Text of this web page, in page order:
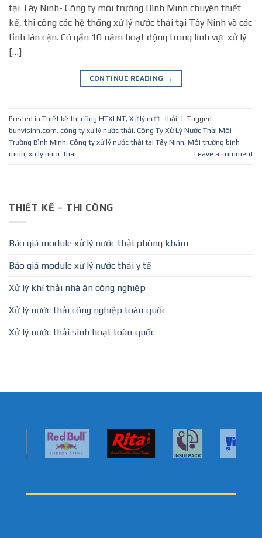
tại Tây Ninh- Công ty môi trường Bình Minh chuyên thiết
kế, thi công các hệ thống xử lý nước thải tại Tây Ninh và các
tỉnh lân cận. Có gần 10 năm hoạt động trong lĩnh vực xử lý
[…]
CONTINUE READING →
Posted in Thiết kế thi công HTXLNT, Xử lý nước thải | Tagged
bunvisinh.com, công ty xử lý nước thải, Công Ty Xử Lý Nước Thải Môi
Trường Bình Minh, Công ty xử lý nước thải tại Tây Ninh, Môi trường binh
minh, xu ly nuoc thai Leave a comment
THIẾT KẾ – THI CÔNG
Báo giá module xử lý nước thải phòng khám
Báo giá module xử lý nước thải y tế
Xử lý khí thải nhà ăn công nghiệp
Xử lý nước thải công nghiệp toàn quốc
Xử lý nước thải sinh hoạt toàn quốc